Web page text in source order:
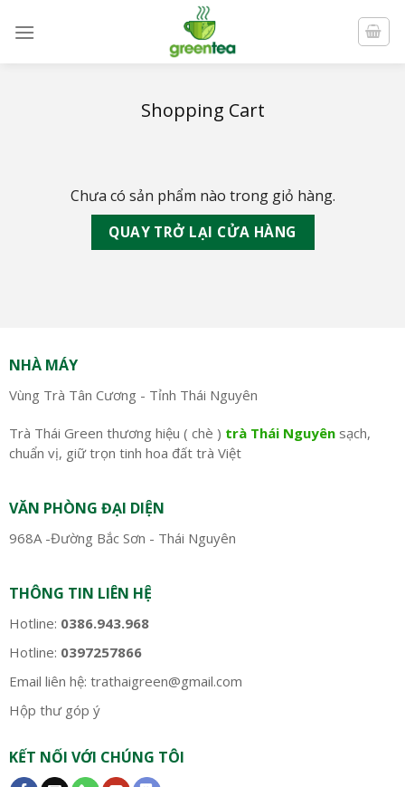
Shopping Cart
Chưa có sản phẩm nào trong giỏ hàng.
QUAY TRỞ LẠI CỬA HÀNG
NHÀ MÁY
Vùng Trà Tân Cương - Tỉnh Thái Nguyên
Trà Thái Green thương hiệu ( chè ) trà Thái Nguyênsạch,
chuẩn vị, giữ trọn tinh hoa đất trà Việt
VĂN PHÒNG ĐẠI DIỆN
968A -Đường Bắc Sơn - Thái Nguyên
THÔNG TIN LIÊN HỆ
Hotline: 0386.943.968
Hotline: 0397257866
Email liên hệ: trathaigreen@gmail.com
Hộp thư góp ý
KẾT NỐI VỚI CHÚNG TÔI